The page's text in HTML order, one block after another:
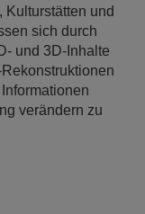
Kulturstätten und
sich durch
und 3D-Inhalte
verändern zu